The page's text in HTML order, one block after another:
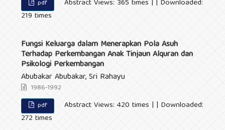
pdf
Abstract Views: 365 times | | Downloaded:
219 times
Fungsi Keluarga dalam Menerapkan Pola Asuh
Terhadap Perkembangan Anak Tinjaun Alquran dan
Psikologi Perkembangan
Abubakar Abubakar, Sri Rahayu
1986-1992
pdf
Abstract Views: 420 times | | Downloaded:
272 times